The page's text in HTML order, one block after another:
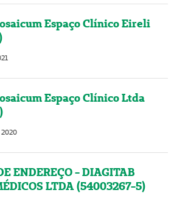
Espaço Clínico Eireli
Espaço Clínico Ltda
2020
ENDEREÇO - DIAGITAB
LTDA (54003267-5)